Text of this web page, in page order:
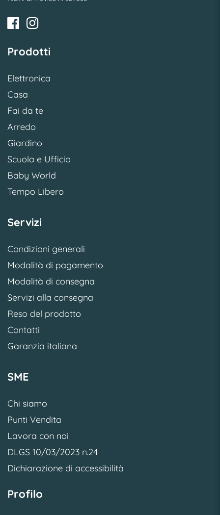
Prodotti
Elettronica
Casa
Fai da te
Arredo
Giardino
Scuola e Ufficio
Baby World
Tempo Libero
Servizi
Condizioni generali
Modalità di pagamento
Modalità di consegna
Servizi alla consegna
Reso del prodotto
Contatti
Garanzia italiana
SME
Chi siamo
Punti Vendita
Lavora con noi
DLGS 10/03/2023 n.24
Dichiarazione di accessibilità
Profilo